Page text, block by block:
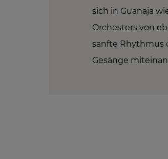
sich in Guanaja
Orchesters von
sanfte Rhythmus
Gesänge